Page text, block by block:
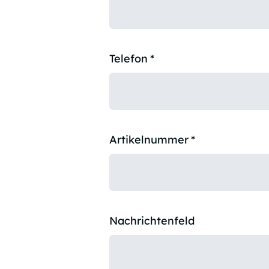
Telefon *
Artikelnummer*
Nachrichtenfeld